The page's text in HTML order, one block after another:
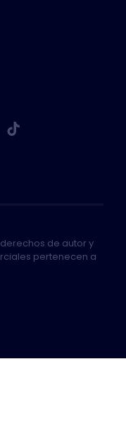
de autor y
pertenecen a